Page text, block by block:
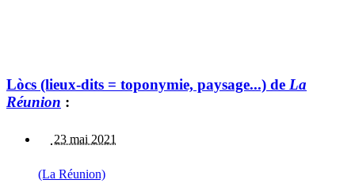
Lòcs (lieux-dits = toponymie, paysage...) de La
Réunion :
23 mai 2021
(La Réunion)